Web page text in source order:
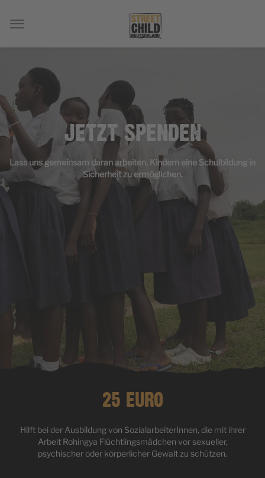
JETZT SPENDEN
Lass uns gemeinsam daran arbeiten, Kindern eine Schulbildung in
Sicherheit zu ermöglichen.
25 EURO
Hilft bei der Ausbildung von SozialarbeiterInnen, die mit ihrer
Arbeit Rohingya Flüchtlingsmädchen vor sexueller,
psychischer oder körperlicher Gewalt zu schützen.